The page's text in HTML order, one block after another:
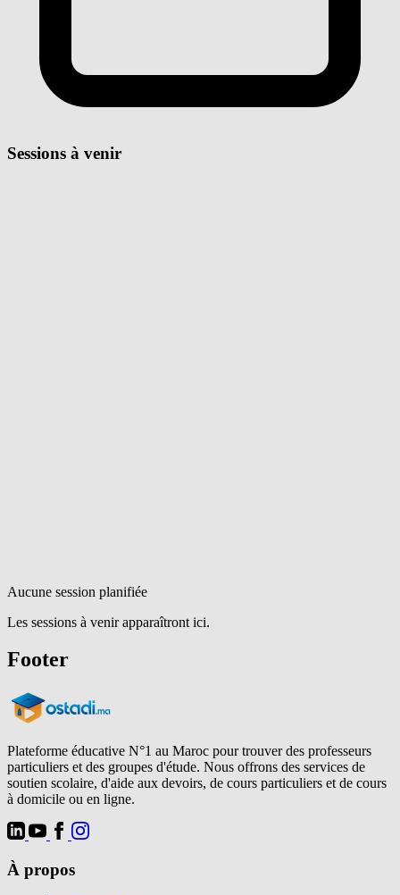
Sessions à venir
Aucune session planifiée
Les sessions à venir apparaîtront ici.
Footer
Plateforme éducative N°1 au Maroc pour trouver des professeurs
particuliers et des groupes d'étude. Nous offrons des services de
soutien scolaire, d'aide aux devoirs, de cours particuliers et de cours
à domicile ou en ligne.
À propos